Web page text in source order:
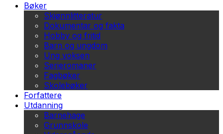
Bøker
Skjønnlitteratur
Dokumentar og fakta
Hobby og fritid
Barn og ungdom
Ung voksen
Serieromaner
Fagbøker
Skolebøker
Forfattere
Utdanning
Barnehage
Grunnskole